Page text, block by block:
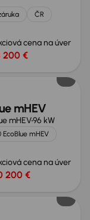
ČR
cena na úver
200 €
mHEV
mHEV96 kW
EcoBlue mHEV
cena na úver
200 €